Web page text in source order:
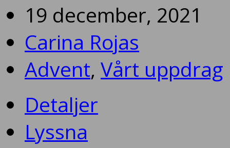
19 december, 2021
Carina Rojas
Advent, Vårt uppdrag
Detaljer
Lyssna